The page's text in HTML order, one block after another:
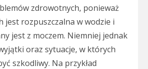
zdrowotnych, ponieważ
jest rozpuszczalna w wodzie i
jest z moczem. Niemniej jednak
oraz sytuacje, w których
szkodliwy. Na przykład